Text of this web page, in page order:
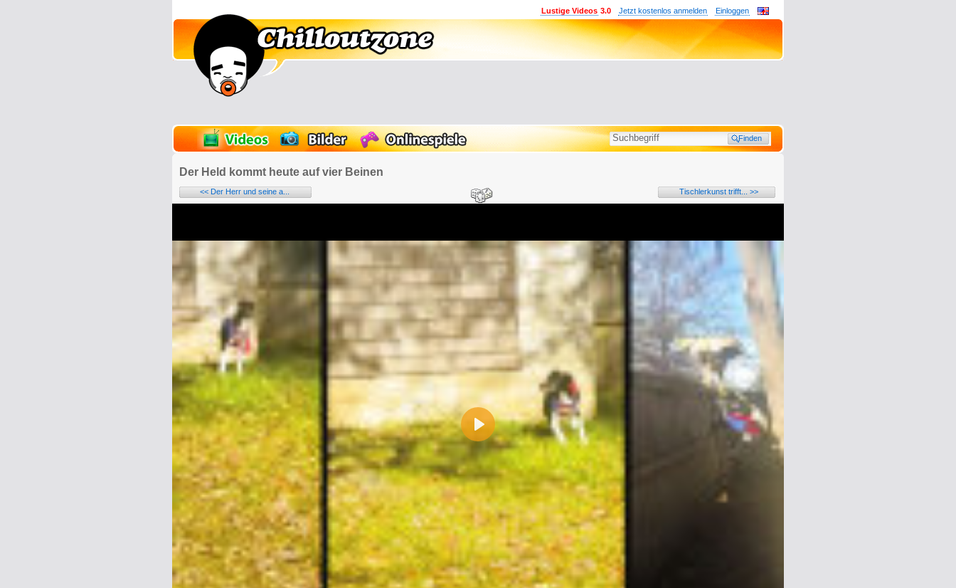
Einloggen
Jetzt kostenlos anmelden
Lustige Videos 3.0
Der Held kommt heute auf vier Beinen
<< Der Herr und seine a... Tischlerkunst trifft... >>
Play
Name:
E-Mail-Adresse (optional):
Kommentar:
Alle HTML-Tags außer <br>, <strike> und <i> werden aus Deinem Kommentar entfernt.